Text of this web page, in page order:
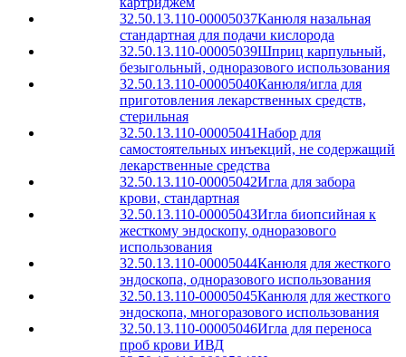
32.50.13.110-00005037Канюля назальная
стандартная для подачи кислорода
32.50.13.110-00005039Шприц карпульный,
безыгольный, одноразового использования
32.50.13.110-00005040Канюля/игла для
приготовления лекарственных средств,
стерильная
32.50.13.110-00005041Набор для
самостоятельных инъекций, не содержащий
лекарственные средства
32.50.13.110-00005042Игла для забора
крови, стандартная
32.50.13.110-00005043Игла биопсийная к
жесткому эндоскопу, одноразового
использования
32.50.13.110-00005044Канюля для жесткого
эндоскопа, одноразового использования
32.50.13.110-00005045Канюля для жесткого
эндоскопа, многоразового использования
32.50.13.110-00005046Игла для переноса
проб крови ИВД